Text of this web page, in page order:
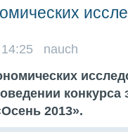
14:25 nauch
конкурса
2013».